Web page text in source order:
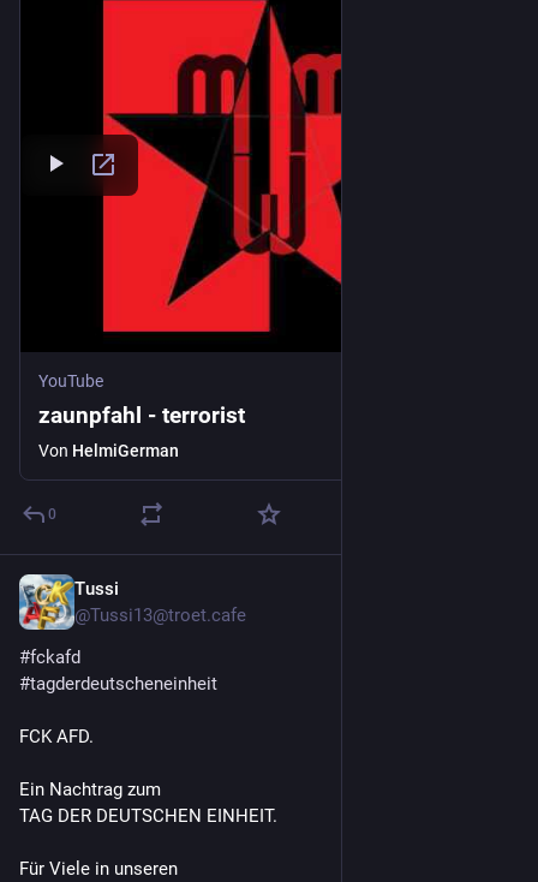
YouTube
zaunpfahl - terrorist
Von HelmiGerman
0
Tussi
@Tussi13@troet.cafe
#fckafd
#tagderdeutscheneinheit
FCK AFD.
Ein Nachtrag zum
TAG DER DEUTSCHEN EINHEIT.
Für Viele in unseren